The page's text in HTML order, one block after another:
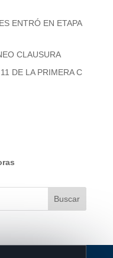
ENTRÓ EN ETAPA
CLAUSURA
DE LA PRIMERA C